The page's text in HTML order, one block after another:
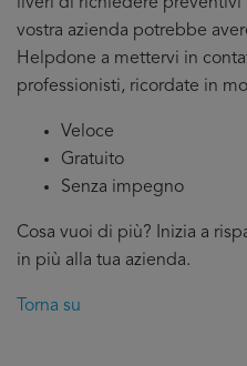
vostra azienda potrebbe
Helpdone a mettervi in
professionisti, ricordate in
Veloce
Gratuito
Senza impegno
Cosa vuoi di più? Inizia a
in più alla tua azienda.
Torna su